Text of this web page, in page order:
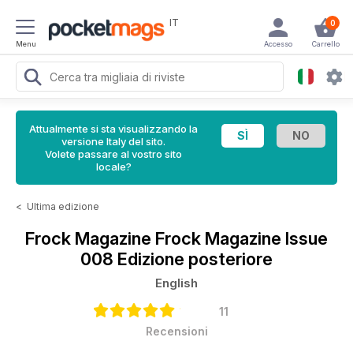
Menu
IT 0
Carrello
Accesso
Attualmente si sta visualizzando la
versione Italy del sito.
Volete passare al vostro sito
locale?
< Ultima edizione
Frock Magazine Frock Magazine Issue
008 Edizione posteriore
English
11
Recensioni